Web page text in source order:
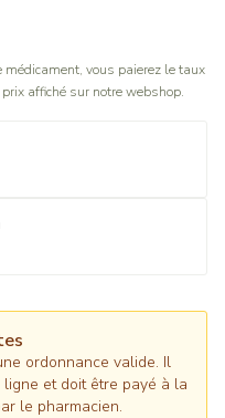
médicament, vous paierez le taux
affiché sur notre webshop.
ordonnance valide. Il
et doit être payé à la
le pharmacien.